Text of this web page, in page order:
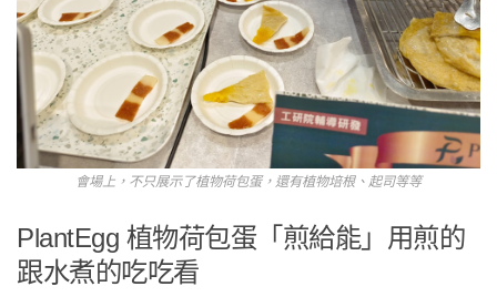
會場上，不只展示了植物荷包蛋，還有植物培根、起司等等
PlantEgg 植物荷包蛋「煎給能」用煎的
跟水煮的吃吃看